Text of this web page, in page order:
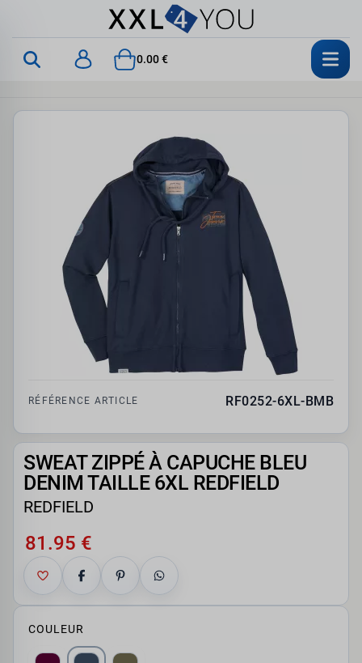
0.00 €
RÉFÉRENCE ARTICLE RF0252-6XL-BMB
SWEAT ZIPPÉ À CAPUCHE BLEU
DENIM TAILLE 6XL REDFIELD
REDFIELD
81.95 €
COULEUR